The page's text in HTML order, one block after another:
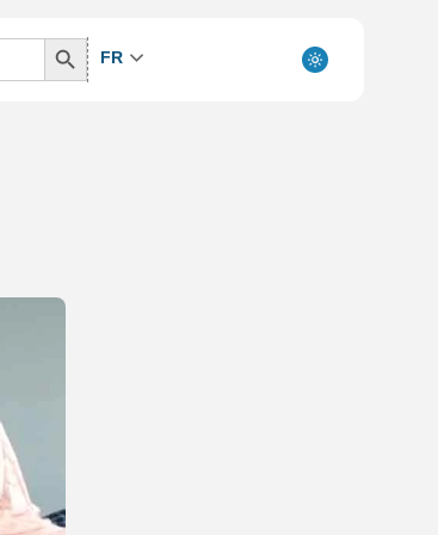
Search
Button
FR